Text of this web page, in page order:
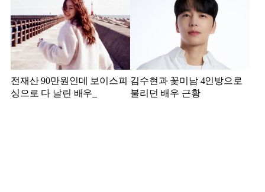
전재산 90만원인데 보이스피
싱으로 다 날린 배우_
김수현과 꽃미남 4인방으로
불리던 배우 근황